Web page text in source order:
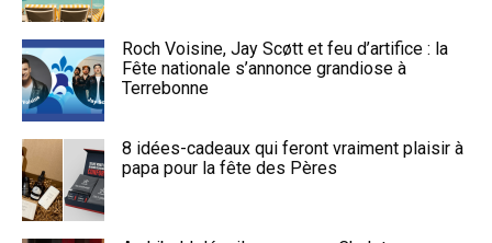
Roch Voisine, Jay Scøtt et feu d’artifice : la
Fête nationale s’annonce grandiose à
Terrebonne
8 idées-cadeaux qui feront vraiment plaisir à
papa pour la fête des Pères